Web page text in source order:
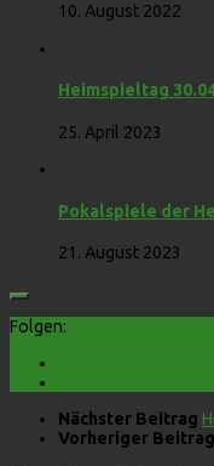
10. August 2022
Heimspieltag
25. April 2023
Pokalspiele der
21. August 2023
Folgen:
Nächster Beitrag
Vorheriger Beitrag